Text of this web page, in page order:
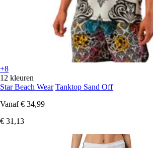
+8
12 kleuren
Star Beach Wear Tanktop Sand Off
Vanaf € 34,99
€ 31,13